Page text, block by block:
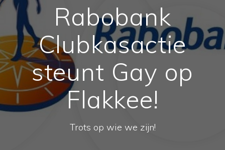
Rabobank
Clubkasactie
steunt Gay op
Flakkee!
Trots op wie we zijn!